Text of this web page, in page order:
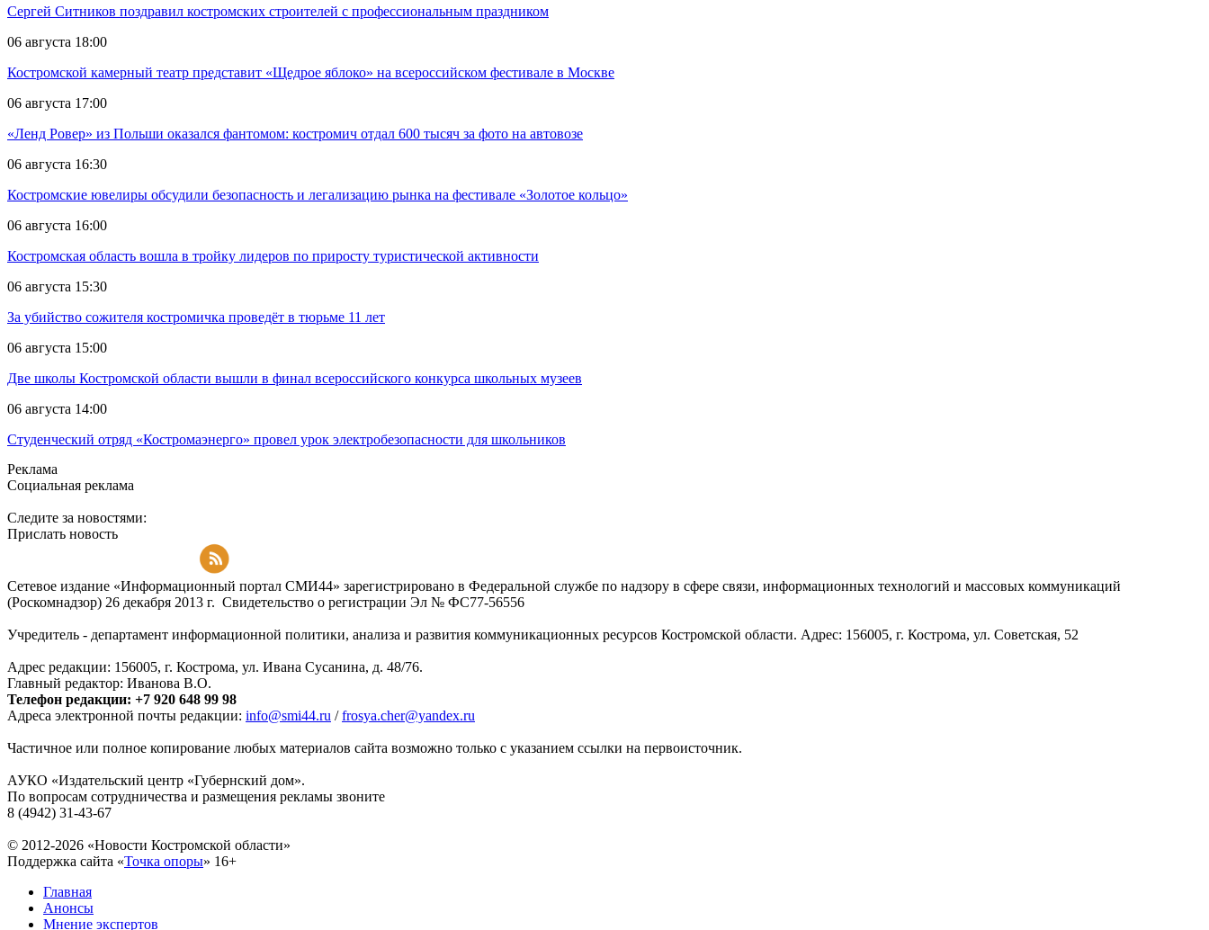
Сергей Ситников поздравил костромских строителей с профессиональным праздником
06 августа 18:00
Костромской камерный театр представит «Щедрое яблоко» на всероссийском фестивале в Москве
06 августа 17:00
«Ленд Ровер» из Польши оказался фантомом: костромич отдал 600 тысяч за фото на автовозе
06 августа 16:30
Костромские ювелиры обсудили безопасность и легализацию рынка на фестивале «Золотое кольцо»
06 августа 16:00
Костромская область вошла в тройку лидеров по приросту туристической активности
06 августа 15:30
За убийство сожителя костромичка проведёт в тюрьме 11 лет
06 августа 15:00
Две школы Костромской области вышли в финал всероссийского конкурса школьных музеев
06 августа 14:00
Студенческий отряд «Костромаэнерго» провел урок электробезопасности для школьников
Реклама
Социальная реклама
Следите за новостями:
Прислать новость
Сетевое издание «Информационный портал СМИ44» зарегистрировано в Федеральной службе по надзору в сфере связи, информационных технологий и массовых коммуникаций
(Роскомнадзор) 26 декабря 2013 г. Свидетельство о регистрации Эл № ФC77-56556
Учредитель - департамент информационной политики, анализа и развития коммуникационных ресурсов Костромской области. Адрес: 156005, г. Кострома, ул. Советская, 52
Адрес редакции: 156005, г. Кострома, ул. Ивана Сусанина, д. 48/76.
Главный редактор: Иванова В.О.
Телефон редакции: +7 920 648 99 98
Адреса электронной почты редакции: info@smi44.ru /frosya.cher@yandex.ru
Частичное или полное копирование любых материалов сайта возможно только с указанием ссылки на первоисточник.
АУКО «Издательский центр «Губернский дом».
По вопросам сотрудничества и размещения рекламы звоните
8 (4942) 31-43-67
© 2012-2026 «Новости Костромской области»
Поддержка сайта «Точка опоры» 16+
Главная
Анонсы
Мнение экспертов